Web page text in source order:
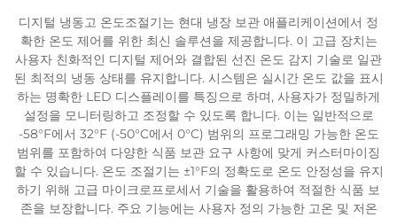
디지털 냉동고 온도조절기는 현대 냉장 보관 애플리케이션에서 정
확한 온도 제어를 위한 최신 솔루션을 제공합니다. 이 고급 장치는
사용자 친화적인 디지털 제어와 결합된 선진 온도 감지 기술로 일관
된 최적의 냉동 상태를 유지합니다. 시스템은 실시간 온도 값을 표시
하는 명확한 LED 디스플레이를 특징으로 하며, 사용자가 정밀하게
설정을 모니터링하고 조정할 수 있도록 합니다. 이는 일반적으로
-58°F에서 32°F (-50°C에서 0°C) 범위의 프로그래밍 가능한 온도
범위를 포함하여 다양한 식품 보관 요구 사항에 맞게 커스터마이징
할 수 있습니다. 온도 조절기는 ±1°F의 정확도로 온도 안정성을 유지
하기 위해 고급 마이크로프로세서 기술을 활용하여 적절한 식품 보
존을 보장합니다. 주요 기능에는 사용자 정의 가능한 고온 및 저온